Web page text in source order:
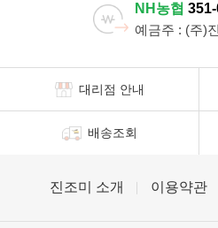
NH농협
예금주 : (주)
대리점 안내
배송조회
진조미 소개 이용약관